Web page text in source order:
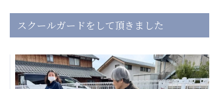
一般社団法人 日本高齢者福祉協会
株式会社 爽やかな風沖縄
爽やかな風 中部エリア
爽やかな風 那覇エリア
株式会社 鷹揚館
鷹揚館
スクールガードをして頂きました